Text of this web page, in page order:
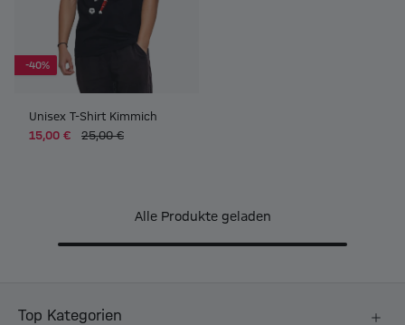
-40%
Unisex T-Shirt Kimmich
15,00 €
25,00 €
Alle Produkte geladen
Top Kategorien